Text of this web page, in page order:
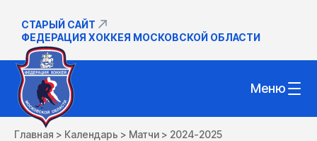
СТАРЫЙ САЙТ
ФЕДЕРАЦИЯ ХОККЕЯ МОСКОВСКОЙ ОБЛАСТИ
Меню
Главная > Календарь > Матчи > 2024-2025